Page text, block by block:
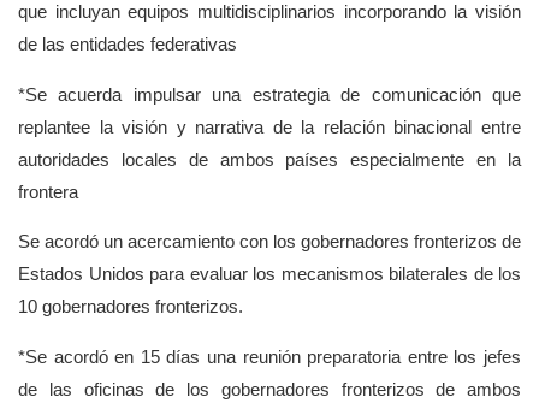
que incluyan equipos multidisciplinarios incorporando la visión
de las entidades federativas
*Se acuerda impulsar una estrategia de comunicación que
replantee la visión y narrativa de la relación binacional entre
autoridades locales de ambos países especialmente en la
frontera
Se acordó un acercamiento con los gobernadores fronterizos de
Estados Unidos para evaluar los mecanismos bilaterales de los
10 gobernadores fronterizos.
*Se acordó en 15 días una reunión preparatoria entre los jefes
de las oficinas de los gobernadores fronterizos de ambos